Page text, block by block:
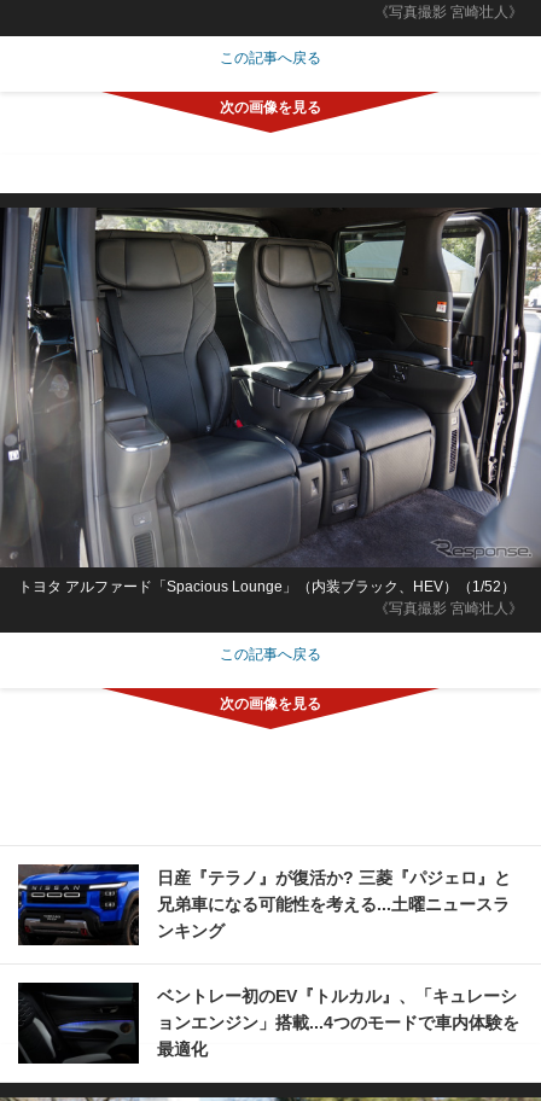
《写真撮影 宮崎壮人》
この記事へ戻る
《写真撮影 宮崎壮人》
トヨタ アルファード「Spacious Lounge」（内装ブラック、HEV）（1/52）
この記事へ戻る
日産『テラノ』が復活か? 三菱『パジェロ』と
兄弟車になる可能性を考える...土曜ニュースラ
ンキング
ベントレー初のEV『トルカル』、「キュレーシ
ョンエンジン」搭載...4つのモードで車内体験を
最適化